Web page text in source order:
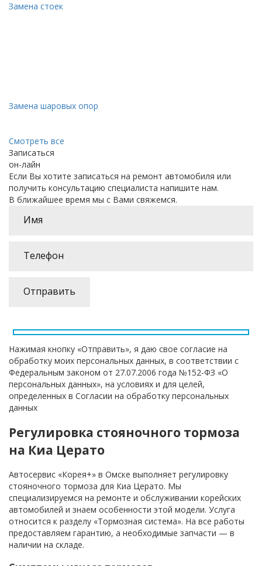
Замена стоек
Замена шаровых опор
Смотреть все
Записаться
он-лайн
Если Вы хотите записаться на ремонт автомобиля или
получить консультацию специалиста напишите нам.
В ближайшее время мы с Вами свяжемся.
Нажимая кнопку «Отправить», я даю свое согласие на
обработку моих персональных данных, в соответствии с
Федеральным законом от 27.07.2006 года №152-ФЗ «О
персональных данных», на условиях и для целей,
определенных в Согласии на обработку персональных
данных
Регулировка стояночного тормоза
на Киа Церато
Автосервис «Корея+» в Омске выполняет регулировку
стояночного тормоза для Киа Церато. Мы
специализируемся на ремонте и обслуживании корейских
автомобилей и знаем особенности этой модели. Услуга
относится к разделу «Тормозная система». На все работы
предоставляем гарантию, а необходимые запчасти — в
наличии на складе.